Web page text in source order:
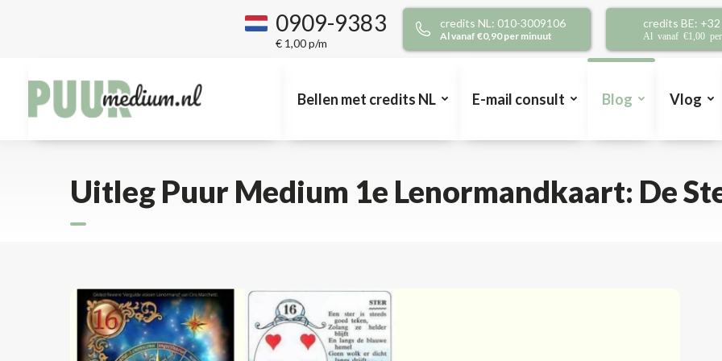
0909-9383
€ 1,00 p/m
credits NL: 010-3009106
Al vanaf €0,90 per minuut
credits BE:
Al vanaf €1,00
Bellen met credits NL E-mail consult Blog Vlog
Uitleg Puur Medium 1e Lenormandkaart: De